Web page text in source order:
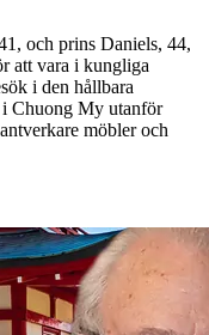
och prins Daniels, 44,
att vara i kungliga
i den hållbara
Chuong My utanför
möbler och